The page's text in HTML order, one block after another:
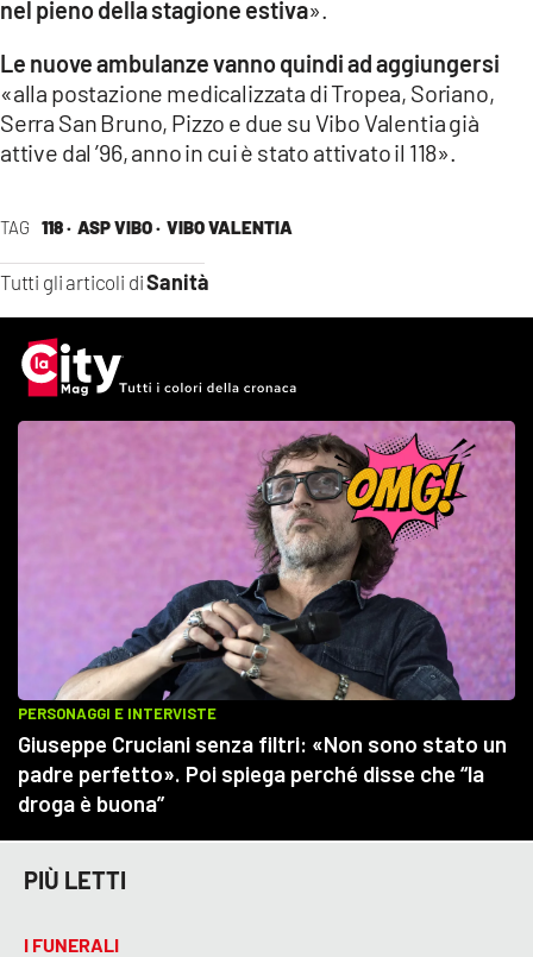
TAG 118 · ASP VIBO · VIBO VALENTIA
Tutti gli articoli diSanità
nel pieno della stagione estiva».
Le nuove ambulanze vanno quindi ad aggiungersi
«alla postazione medicalizzata di Tropea, Soriano,
Serra San Bruno, Pizzo e due su Vibo Valentia già
attive dal ’96, anno in cui è stato attivato il 118».
PIÙ LETTI
I FUNERALI